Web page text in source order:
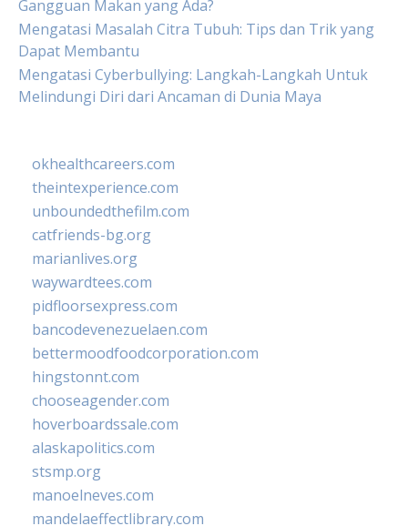
Gangguan Makan yang Ada?
Mengatasi Masalah Citra Tubuh: Tips dan Trik yang
Dapat Membantu
Mengatasi Cyberbullying: Langkah-Langkah Untuk
Melindungi Diri dari Ancaman di Dunia Maya
okhealthcareers.com
theintexperience.com
unboundedthefilm.com
catfriends-bg.org
marianlives.org
waywardtees.com
pidfloorsexpress.com
bancodevenezuelaen.com
bettermoodfoodcorporation.com
hingstonnt.com
chooseagender.com
hoverboardssale.com
alaskapolitics.com
stsmp.org
manoelneves.com
mandelaeffectlibrary.com